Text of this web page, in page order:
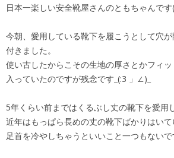
日本一楽しい安全靴屋さんのともちゃんで
今朝、愛用している靴下を履こうとして穴
付きました。
使い古したからこその生地の厚さとかフィ
入っていたのですが残念です_(:3 」∠)_
5年くらい前まではくるぶし丈の靴下を愛用
近年はもっぱら長めの丈の靴下ばかりはいて
足首を冷やしちゃうといいこと一つもない